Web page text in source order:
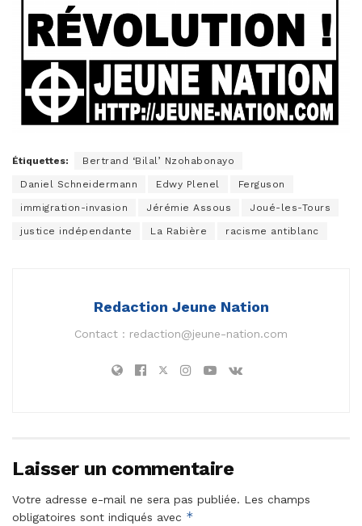
Étiquettes: Bertrand ‘Bilal’ Nzohabonayo
Daniel Schneidermann Edwy Plenel Ferguson
immigration-invasion Jérémie Assous Joué-les-Tours
justice indépendante La Rabière racisme antiblanc
Redaction Jeune Nation
Contact : redaction@jeune-nation.com
Laisser un commentaire
Votre adresse e-mail ne sera pas publiée. Les champs
obligatoires sont indiqués avec *